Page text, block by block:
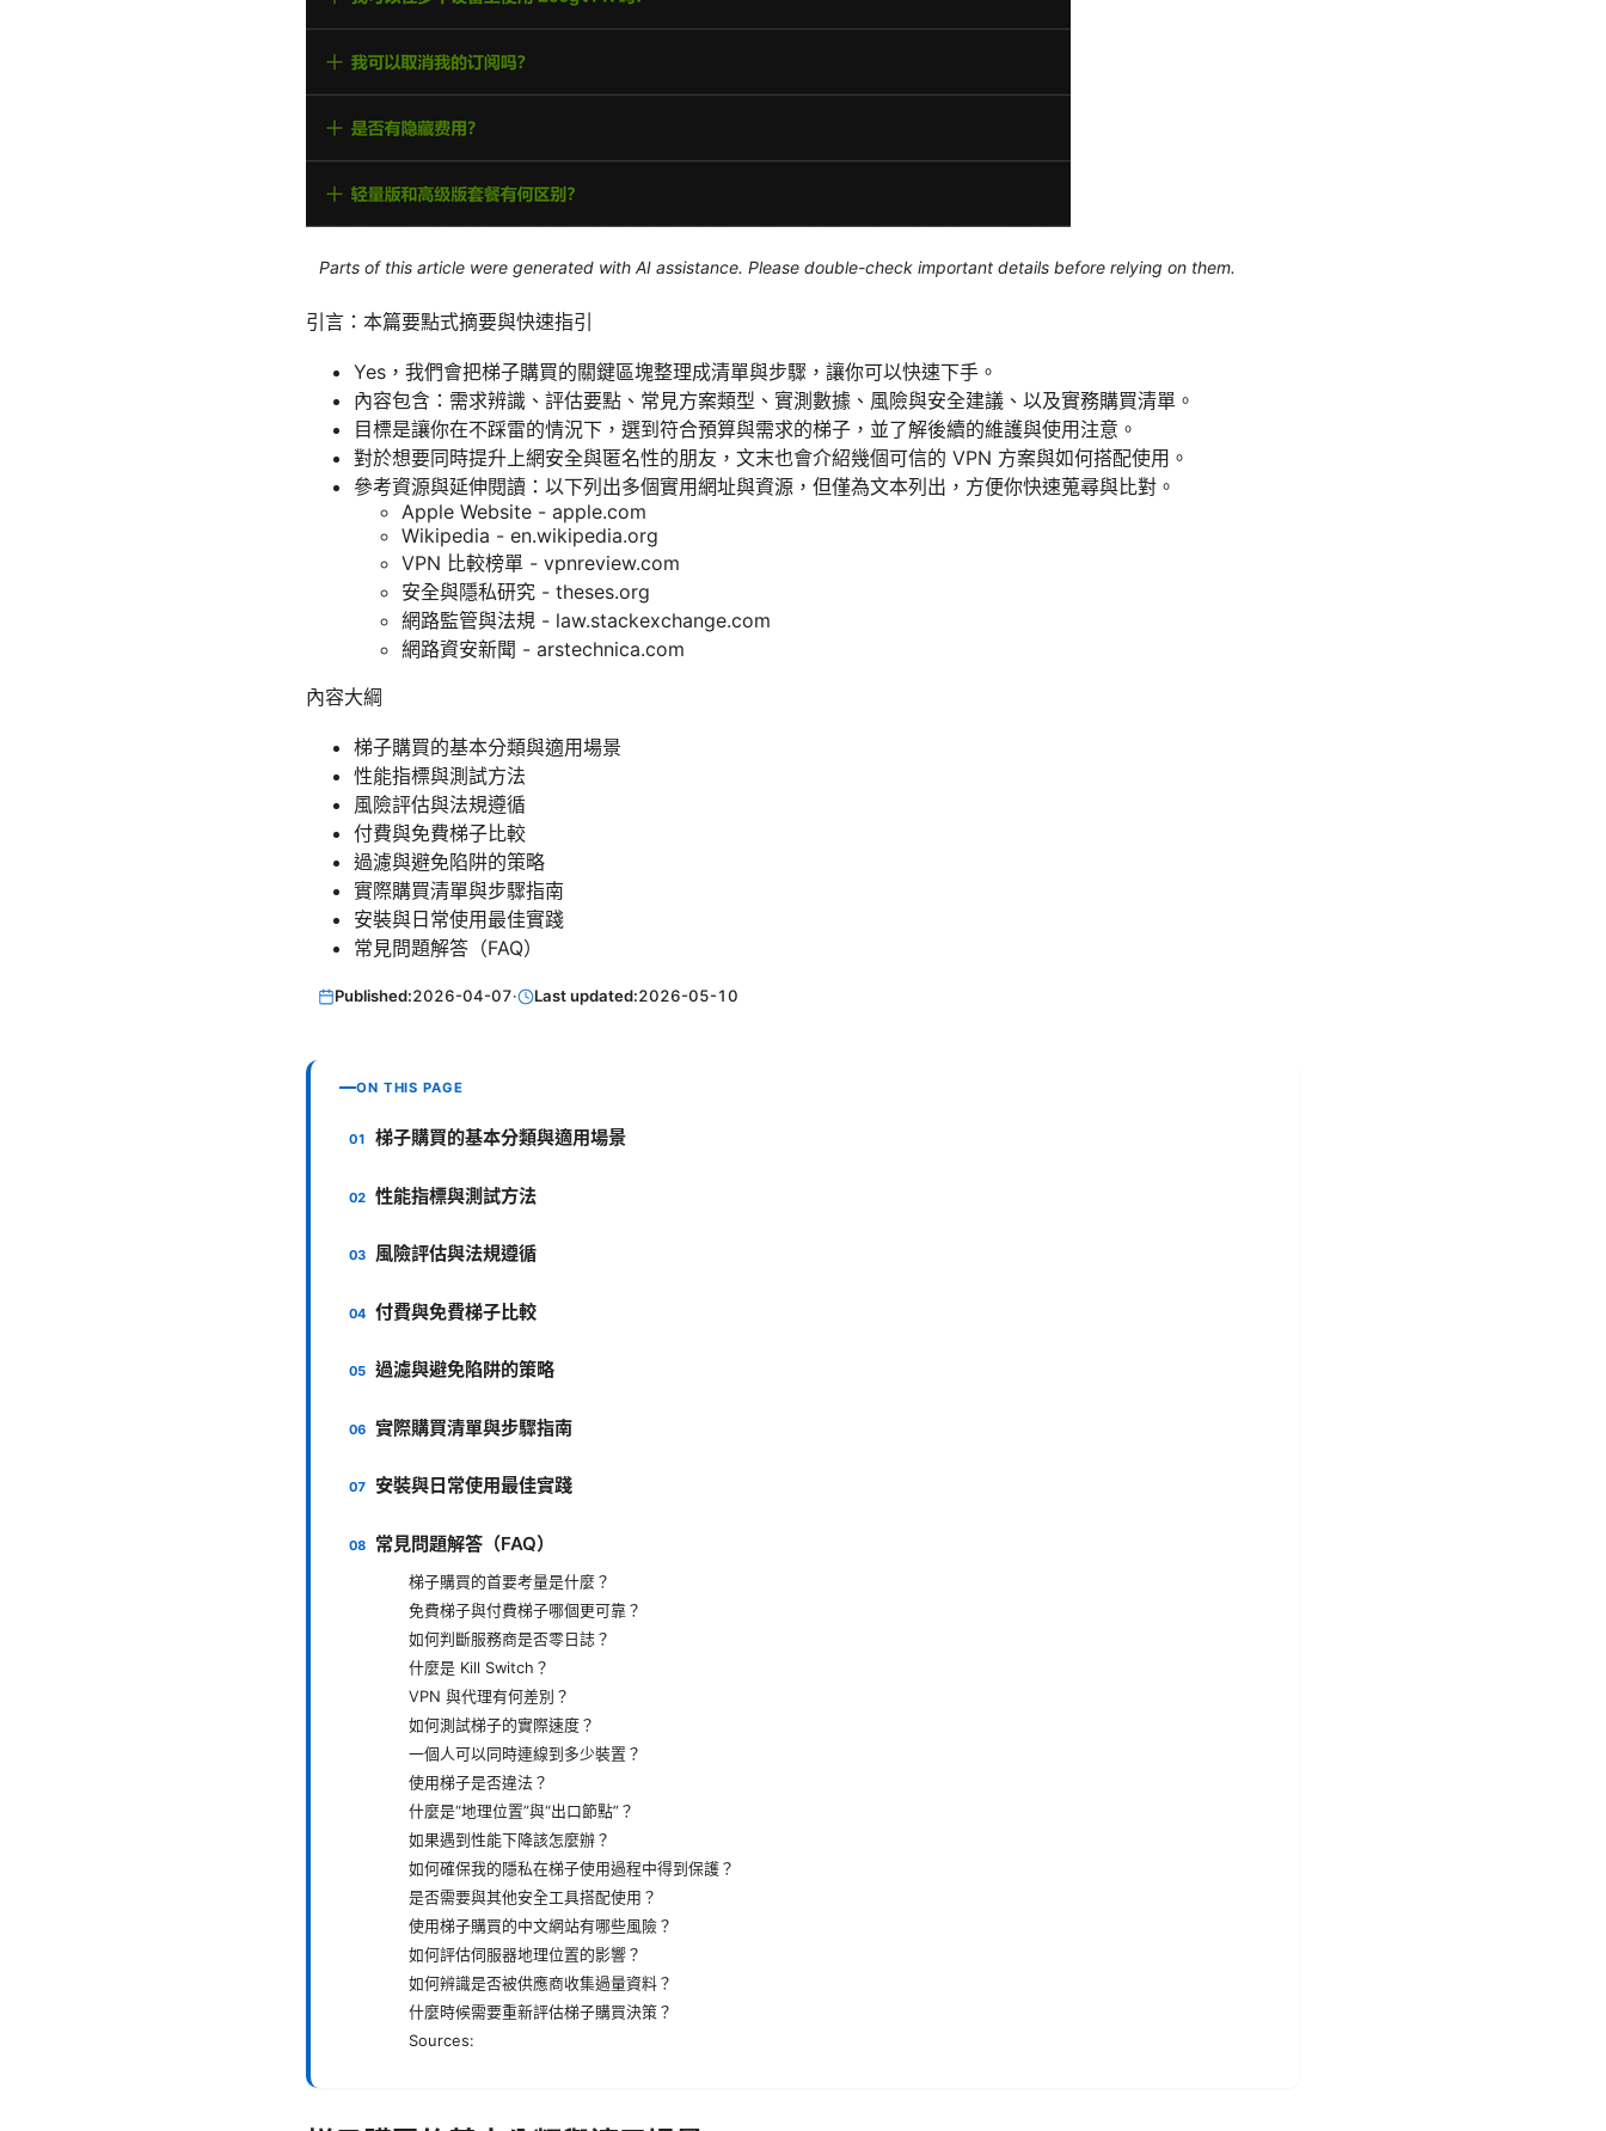
Parts of this article were generated with AI assistance. Please double-check important details before relying on them.
引言：本篇要點式摘要與快速指引
Yes，我們會把梯子購買的關鍵區塊整理成清單與步驟，讓你可以快速下手。
內容包含：需求辨識、評估要點、常見方案類型、實測數據、風險與安全建議、以及實務購買清單。
目標是讓你在不踩雷的情況下，選到符合預算與需求的梯子，並了解後續的維護與使用注意。
對於想要同時提升上網安全與匿名性的朋友，文末也會介紹幾個可信的 VPN 方案與如何搭配使用。
參考資源與延伸閱讀：以下列出多個實用網址與資源，但僅為文本列出，方便你快速蒐尋與比對。
Apple Website - apple.com
Wikipedia - en.wikipedia.org
VPN 比較榜單 - vpnreview.com
安全與隱私研究 - theses.org
網路監管與法規 - law.stackexchange.com
網路資安新聞 - arstechnica.com
內容大綱
梯子購買的基本分類與適用場景
性能指標與測試方法
風險評估與法規遵循
付費與免費梯子比較
過濾與避免陷阱的策略
實際購買清單與步驟指南
安裝與日常使用最佳實踐
常見問題解答（FAQ）
Published:2026-04-07· Last updated:2026-05-10
ON THIS PAGE
梯子購買的基本分類與適用場景
性能指標與測試方法
風險評估與法規遵循
付費與免費梯子比較
過濾與避免陷阱的策略
實際購買清單與步驟指南
安裝與日常使用最佳實踐
常見問題解答（FAQ）
梯子購買的首要考量是什麼？
免費梯子與付費梯子哪個更可靠？
如何判斷服務商是否零日誌？
什麼是 Kill Switch？
VPN 與代理有何差別？
如何測試梯子的實際速度？
一個人可以同時連線到多少裝置？
使用梯子是否違法？
什麼是“地理位置”與“出口節點”？
如果遇到性能下降該怎麼辦？
如何確保我的隱私在梯子使用過程中得到保護？
是否需要與其他安全工具搭配使用？
使用梯子購買的中文網站有哪些風險？
如何評估伺服器地理位置的影響？
如何辨識是否被供應商收集過量資料？
什麼時候需要重新評估梯子購買決策？
Sources: